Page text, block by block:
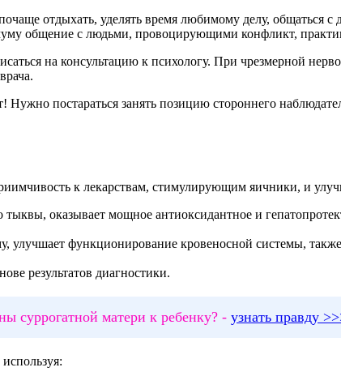
отдыхать, уделять время любимому делу, общаться
общение с людьми, провоцирующими конфликт,
на консультацию к психологу. При чрезмерной
Нужно постараться занять позицию стороннего
к лекарствам, стимулирующим яичники, и
оказывает мощное антиоксидантное и
функционирование кровеносной системы,
результатов диагностики.
суррогатной матери к ребенку? -узнать правду